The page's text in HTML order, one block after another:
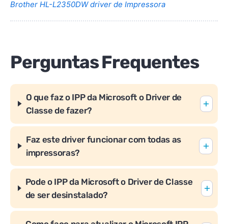
Brother HL-L2350DW driver de Impressora
Perguntas Frequentes
O que faz o IPP da Microsoft o Driver de
Classe de fazer?
Faz este driver funcionar com todas as
impressoras?
Pode o IPP da Microsoft o Driver de Classe
de ser desinstalado?